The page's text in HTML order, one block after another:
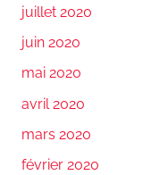
juillet 2020
juin 2020
mai 2020
avril 2020
mars 2020
février 2020